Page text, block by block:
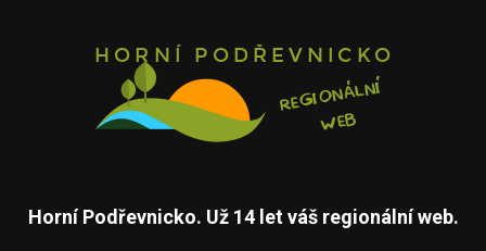
Horní Podřevnicko. Už 14 let váš regionální web.